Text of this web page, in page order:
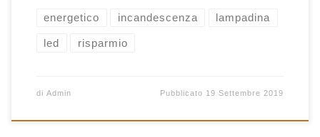
energetico incandescenza lampadina
led risparmio
di Admin Pubblicato 19 Settembre 2019